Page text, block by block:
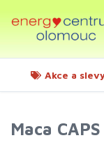
Akce a
Maca